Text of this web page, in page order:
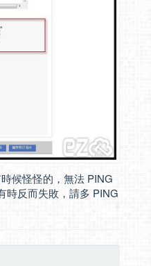
候怪怪的，無法 PING
時反而失敗，請多 PING